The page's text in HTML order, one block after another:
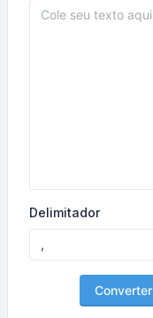
Delimitador
Converter